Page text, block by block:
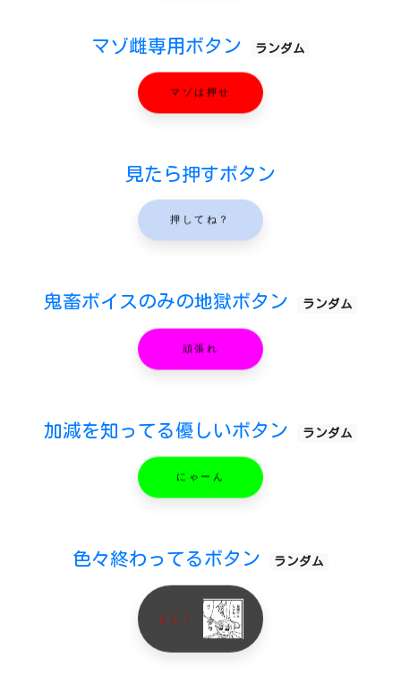
マゾ雌専用ボタン ランダム
マゾは押せ
見たら押すボタン
押してね？
鬼畜ボイスのみの地獄ボタン ランダム
頑張れ
加減を知ってる優しいボタン ランダム
にゃーん
色々終わってるボタン ランダム
よし！